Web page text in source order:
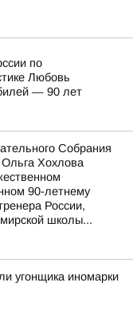
по
Любовь
— 90 лет
Собрания
Хохлова
90-летнему
России,
школы...
угонщика иномарки